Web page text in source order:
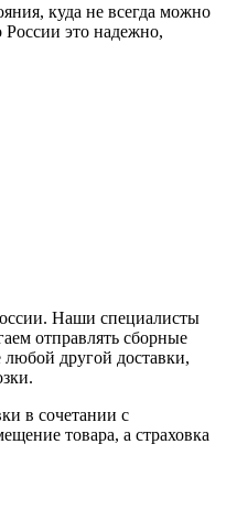
куда не всегда можно
России это надежно,
Наши специалисты
отправлять сборные
другой доставки,
в сочетании с
товара, а страховка